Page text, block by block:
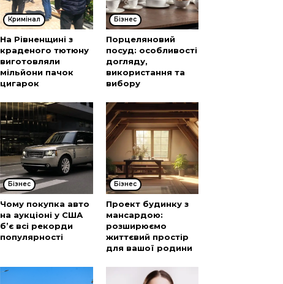
Кримінал
На Рівненщині з
краденого тютюну
виготовляли
мільйони пачок
цигарок
Бізнес
Порцеляновий
посуд: особливості
догляду,
використання та
вибору
Бізнес
Чому покупка авто
на аукціоні у США
б’є всі рекорди
популярності
Бізнес
Проект будинку з
мансардою:
розширюємо
життєвий простір
для вашої родини